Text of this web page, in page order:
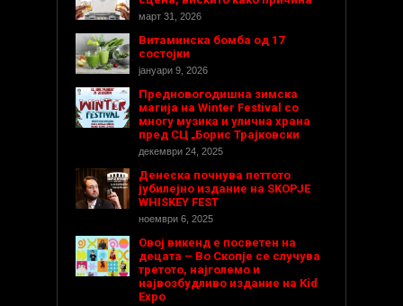
март 31, 2026
Витаминска бомба од 17
состојки
јануари 9, 2026
Предновогодишнa зимска
магија на Winter Festival со
многу музика и улична храна
пред СЦ „Борис Трајковски
декември 24, 2025
Денеска почнува петтото
јубилејно издание на SKOPJE
WHISKEY FEST
ноември 6, 2025
Овој викенд е посветен на
децата – Во Скопје се случува
третото, најголемо и
највозбудливо издание на Kid
Expo